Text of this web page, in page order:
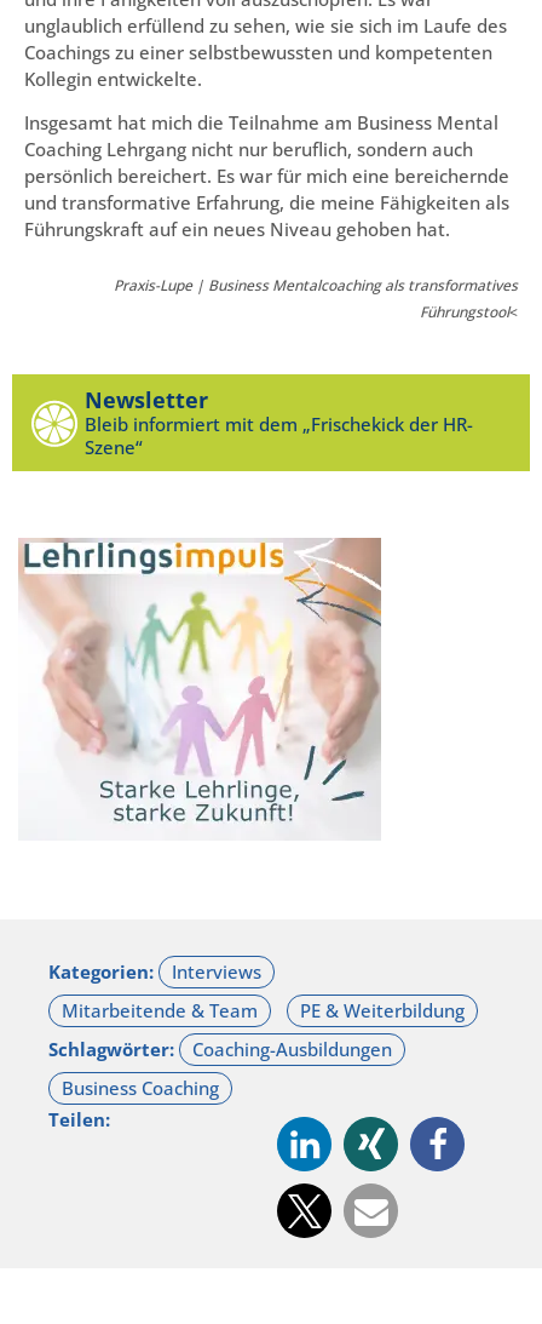
unglaublich erfüllend zu sehen, wie sie sich im Laufe des
Coachings zu einer selbstbewussten und kompetenten
Kollegin entwickelte.
Insgesamt hat mich die Teilnahme am Business Mental
Coaching Lehrgang nicht nur beruflich, sondern auch
persönlich bereichert. Es war für mich eine bereichernde
und transformative Erfahrung, die meine Fähigkeiten als
Führungskraft auf ein neues Niveau gehoben hat.
Praxis-Lupe | Business Mentalcoaching als transformatives
Führungstool<
Newsletter
Bleib informiert mit dem „Frischekick der HR-
Szene“
Kategorien:
Schlagwörter:
Teilen: